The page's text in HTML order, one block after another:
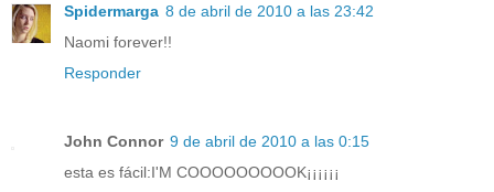
Spidermarga 8 de abril de 2010 a las 23:42
Naomi forever!!
Responder
John Connor 9 de abril de 2010 a las 0:15
esta es fácil:I'M COOOOOOOOOK¡¡¡¡¡¡